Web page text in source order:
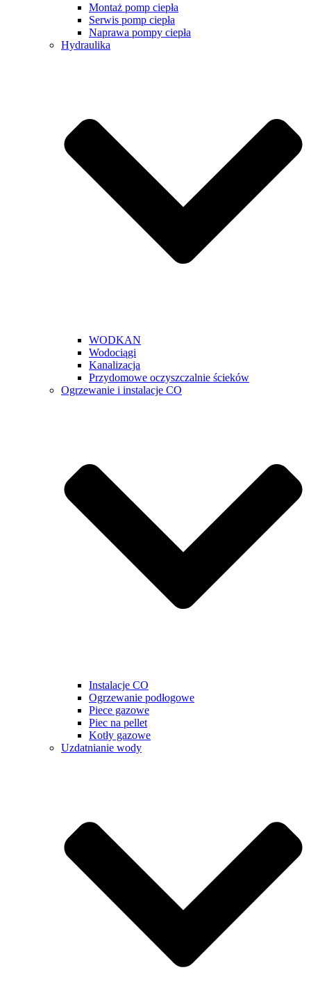
Montaż pomp ciepła
Serwis pomp ciepła
Naprawa pompy ciepła
Hydraulika
WODKAN
Wodociągi
Kanalizacja
Przydomowe oczyszczalnie ścieków
Ogrzewanie i instalacje CO
Instalacje CO
Ogrzewanie podłogowe
Piece gazowe
Piec na pellet
Kotły gazowe
Uzdatnianie wody